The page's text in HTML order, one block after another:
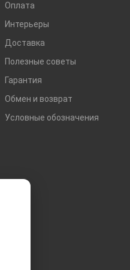
Оплата
Интерьеры
Доставка
Полезные советы
Гарантия
Обмен и возврат
Условные обозначения